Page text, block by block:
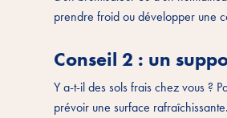
prendre froid ou développer une
Conseil 2 : un
Y a-t-il des sols frais chez vous ?
prévoir une surface